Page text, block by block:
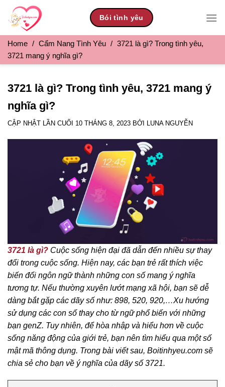
content
Bói tình yêu
Home / Cẩm Nang Tình Yêu / 3721 là gì? Trong tình yêu,
3721 mang ý nghĩa gì?
3721 là gì? Trong tình yêu, 3721 mang ý
nghĩa gì?
CẬP NHẬT LẦN CUỐI 10 THÁNG 8, 2023 BỞI LUNA NGUYỄN
3721 là gì? Cuộc sống hiện đại đã dẫn đến nhiều sự thay
đổi trong cuộc sống. Hiện nay, các bạn trẻ rất thích việc
biến đổi ngôn ngữ thành những con số mang ý nghĩa
tương tự. Nếu thường xuyên lướt mạng xã hội, bạn sẽ dễ
dàng bắt gặp các dãy số như: 898, 520, 920,…Xu hướng
sử dụng các con số thay cho từ ngữ phổ biến với những
bạn genZ. Tuy nhiên, để hòa nhập và hiểu hơn về cuộc
sống năng động của giới trẻ, bạn nên tìm hiểu qua một số
mật mã thông dụng. Trong bài viết sau, Boitinhyeu.com sẽ
chia sẻ cho bạn về ý nghĩa của dãy số 3721.